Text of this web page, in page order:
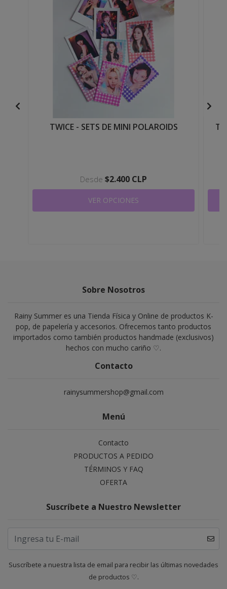
TWICE - SETS DE MINI POLAROIDS
Desde $2.400 CLP
VER OPCIONES
Sobre Nosotros
Rainy Summer es una Tienda Física y Online de productos K-
pop, de papelería y accesorios. Ofrecemos tanto productos
importados como también productos handmade (exclusivos)
hechos con mucho cariño ♡.
Contacto
rainysummershop@gmail.com
Menú
Contacto
PRODUCTOS A PEDIDO
TÉRMINOS Y FAQ
OFERTA
Suscríbete a Nuestro Newsletter
Suscríbete a nuestra lista de email para recibir las últimas novedades
de productos ♡.